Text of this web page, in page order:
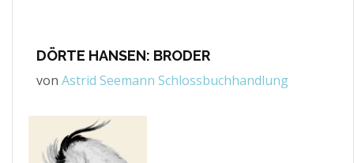
DÖRTE HANSEN: BRODER
von Astrid Seemann Schlossbuchhandlung